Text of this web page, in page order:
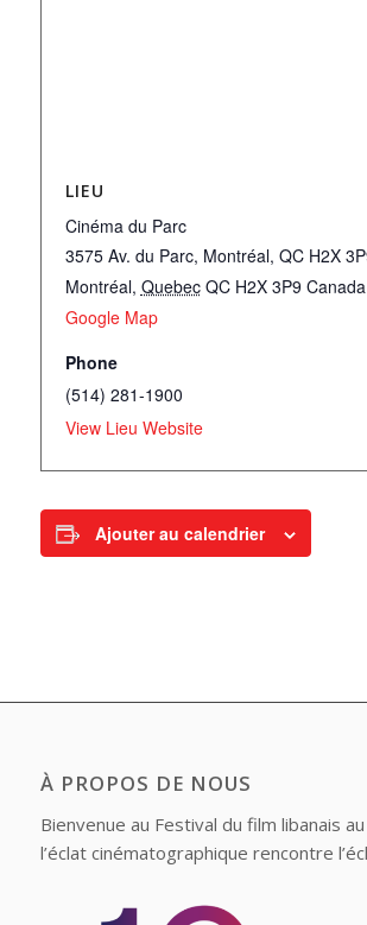
LIEU
Cinéma du Parc
3575 Av. du Parc, Montréal, QC H2X
Montréal, Quebec QC H2X 3P9 Canada
Google Map
Phone
(514) 281-1900
View Lieu Website
Ajouter au calendrier
À PROPOS DE NOUS
Bienvenue au Festival du film libanais
l’éclat cinématographique rencontre